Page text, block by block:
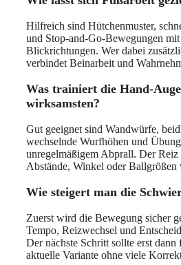
Hilfreich sind Hütchenmuster,
und Stop-and-Go-Bewegungen
Blickrichtungen. Wer dabei
verbindet Beinarbeit und
Was trainiert die Hand-
wirksamsten?
Gut geeignet sind Wandwürfe,
wechselnde Wurfhöhen und
unregelmäßigem Abprall. Der
Abstände, Winkel oder Ballgrößen
Wie steigert man die
Zuerst wird die Bewegung sicher
Tempo, Reizwechsel und
Der nächste Schritt sollte erst
aktuelle Variante ohne viele